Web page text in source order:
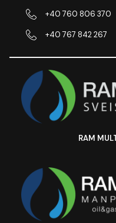
+40 760 806 370
+40 767 842 267
RAM